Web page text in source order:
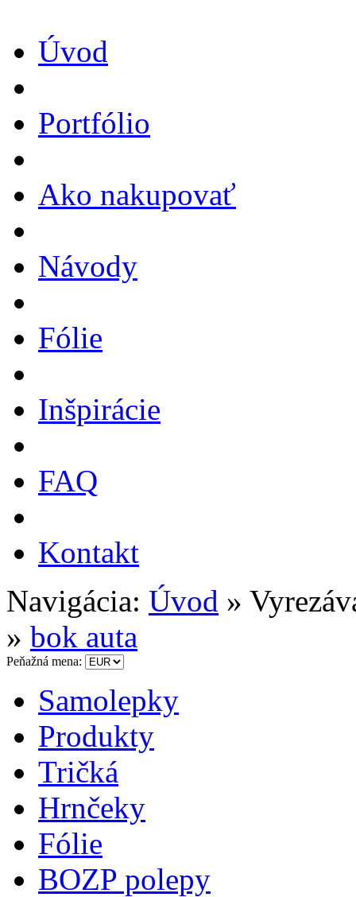
Úvod
Portfólio
Ako nakupovať
Návody
Fólie
Inšpirácie
FAQ
Kontakt
Navigácia: Úvod »
» bok auta
Peňažná mena:
Samolepky
Produkty
Tričká
Hrnčeky
Fólie
BOZP polepy